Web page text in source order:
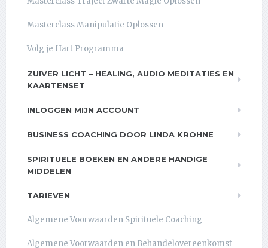
Masterclass Manipulatie Oplossen
Volg je Hart Programma
ZUIVER LICHT – HEALING, AUDIO MEDITATIES EN
KAARTENSET
INLOGGEN MIJN ACCOUNT
BUSINESS COACHING DOOR LINDA KROHNE
SPIRITUELE BOEKEN EN ANDERE HANDIGE
MIDDELEN
TARIEVEN
Algemene Voorwaarden Spirituele Coaching
Algemene Voorwaarden en Behandelovereenkomst